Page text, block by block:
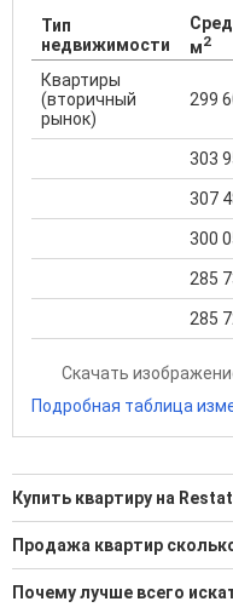
Тип
недвижимости
м2
Квартиры
(вторичный
рынок)
299
303
307
300
285
285
Скачать
Подробная таблица
Купить квартиру на
1240 актуальных и
Продажа квартир
Минимальная цена: 1
990 000 Р; Средняя: 18
Почему лучше всего